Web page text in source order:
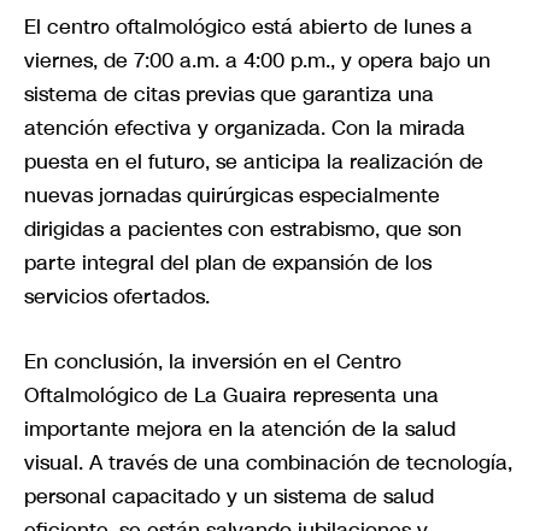
El centro oftalmológico está abierto de lunes a
viernes, de 7:00 a.m. a 4:00 p.m., y opera bajo un
sistema de citas previas que garantiza una
atención efectiva y organizada. Con la mirada
puesta en el futuro, se anticipa la realización de
nuevas jornadas quirúrgicas especialmente
dirigidas a pacientes con estrabismo, que son
parte integral del plan de expansión de los
servicios ofertados.
En conclusión, la inversión en el Centro
Oftalmológico de La Guaira representa una
importante mejora en la atención de la salud
visual. A través de una combinación de tecnología,
personal capacitado y un sistema de salud